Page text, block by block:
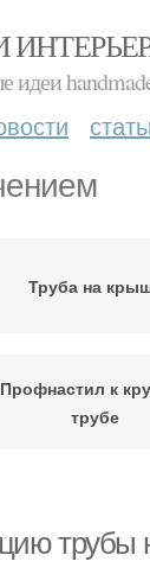
идеи
Труба на
Профнастил к
трубе